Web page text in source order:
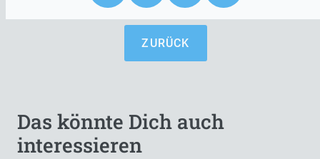
ZURÜCK
Das könnte Dich auch
interessieren